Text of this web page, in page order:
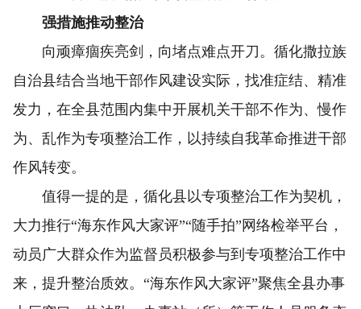
强措施推动整治
向顽瘴痼疾亮剑，向堵点难点开刀。循化撒拉族
自治县结合当地干部作风建设实际，找准症结、精准
发力，在全县范围内集中开展机关干部不作为、慢作
为、乱作为专项整治工作，以持续自我革命推进干部
作风转变。
值得一提的是，循化县以专项整治工作为契机，
大力推行“海东作风大家评”“随手拍”网络检举平台，
动员广大群众作为监督员积极参与到专项整治工作中
来，提升整治质效。“海东作风大家评”聚焦全县办事